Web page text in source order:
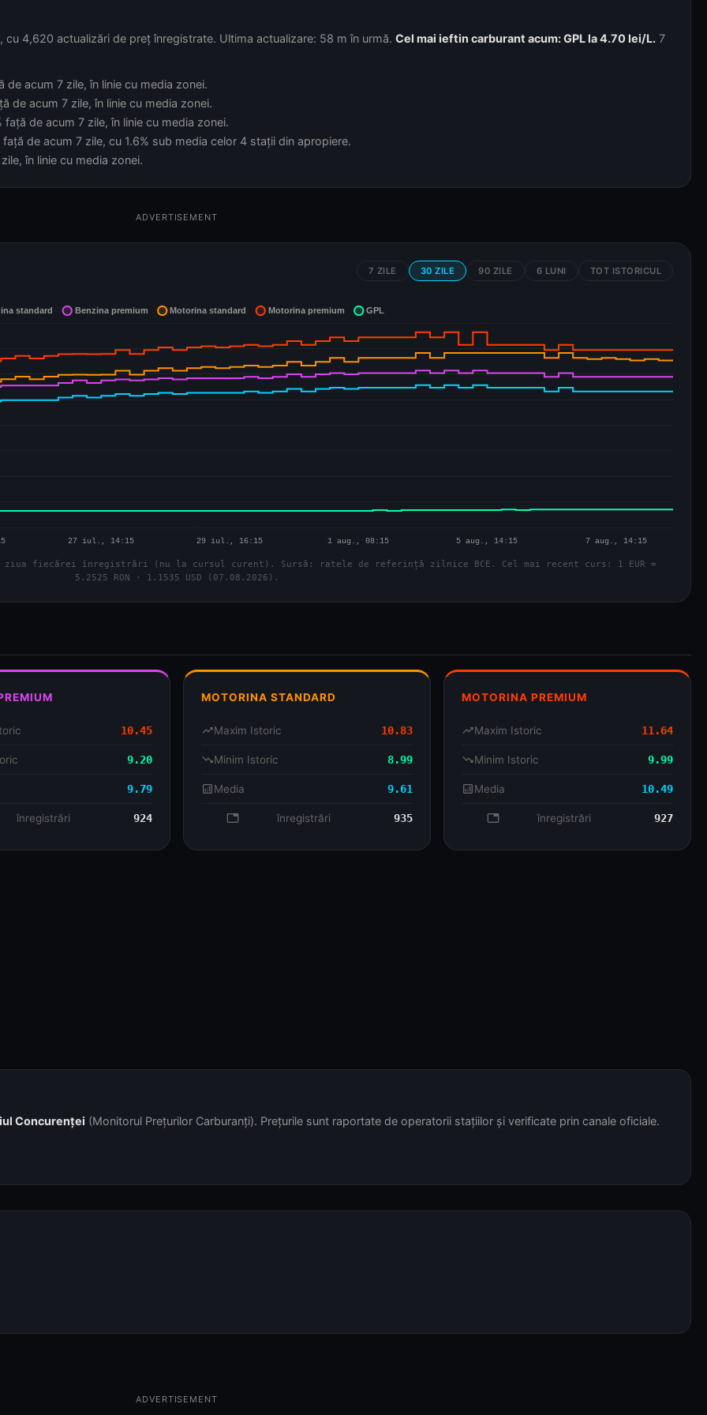
4,620 actualizări de preț înregistrate. Ultima actualizare: 58 m în urmă. Cel mai ieftin carburant acum: GPL la 4.70 lei/L. 7
de acum 7 zile, în linie cu media zonei.
de acum 7 zile, în linie cu media zonei.
de acum 7 zile, în linie cu media zonei.
de acum 7 zile, cu 1.6% sub media celor 4 stații din apropiere.
în linie cu media zonei.
ADVERTISEMENT
7 ZILE 30 ZILE 90 ZILE 6 LUNI TOT ISTORICUL
fiecărei înregistrări (nu la cursul curent). Sursă: ratele de referință zilnice BCE. Cel mai recent curs: 1 EUR =
5.2525 RON · 1.1535 USD (07.08.2026).
10.45
9.20
9.79
înregistrări 924
MOTORINA STANDARD
trending_upMaxim Istoric 10.83
trending_downMinim Istoric 8.99
analyticsMedia 9.61
database înregistrări 935
MOTORINA PREMIUM
trending_upMaxim Istoric 11.64
trending_downMinim Istoric 9.99
analyticsMedia 10.49
database înregistrări 927
Concurenței (Monitorul Prețurilor Carburanți). Prețurile sunt raportate de operatorii stațiilor și verificate prin canale oficiale.
ADVERTISEMENT